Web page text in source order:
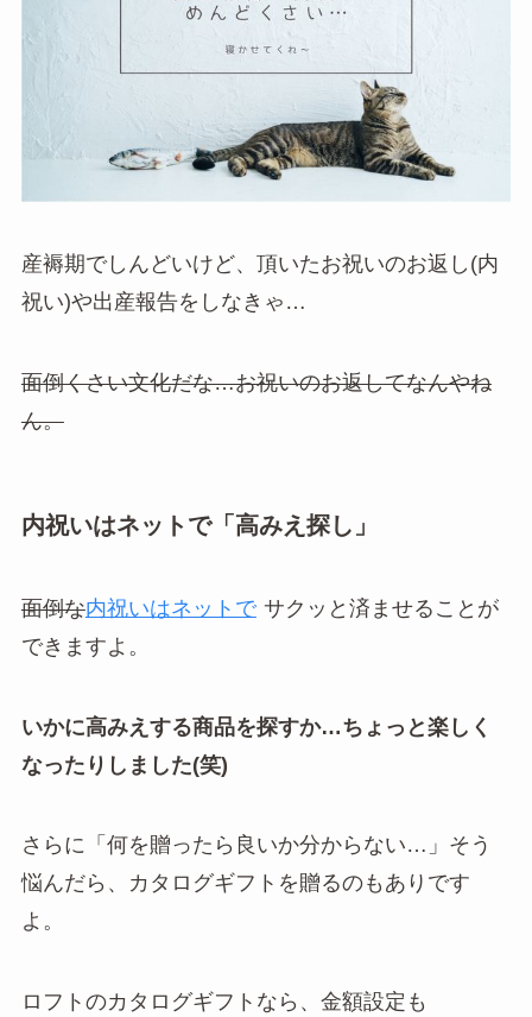
産褥期でしんどいけど、頂いたお祝いのお返し(内
祝い)や出産報告をしなきゃ…
面倒くさい文化だな…お祝いのお返してなんやね
ん。
内祝いはネットで「高みえ探し」
面倒な内祝いはネットで サクッと済ませることが
できますよ。
いかに高みえする商品を探すか…ちょっと楽しく
なったりしました(笑)
さらに「何を贈ったら良いか分からない…」そう
悩んだら、カタログギフトを贈るのもありです
よ。
ロフトのカタログギフトなら、金額設定も